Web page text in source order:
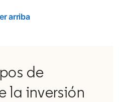
arriba
de
la inversión